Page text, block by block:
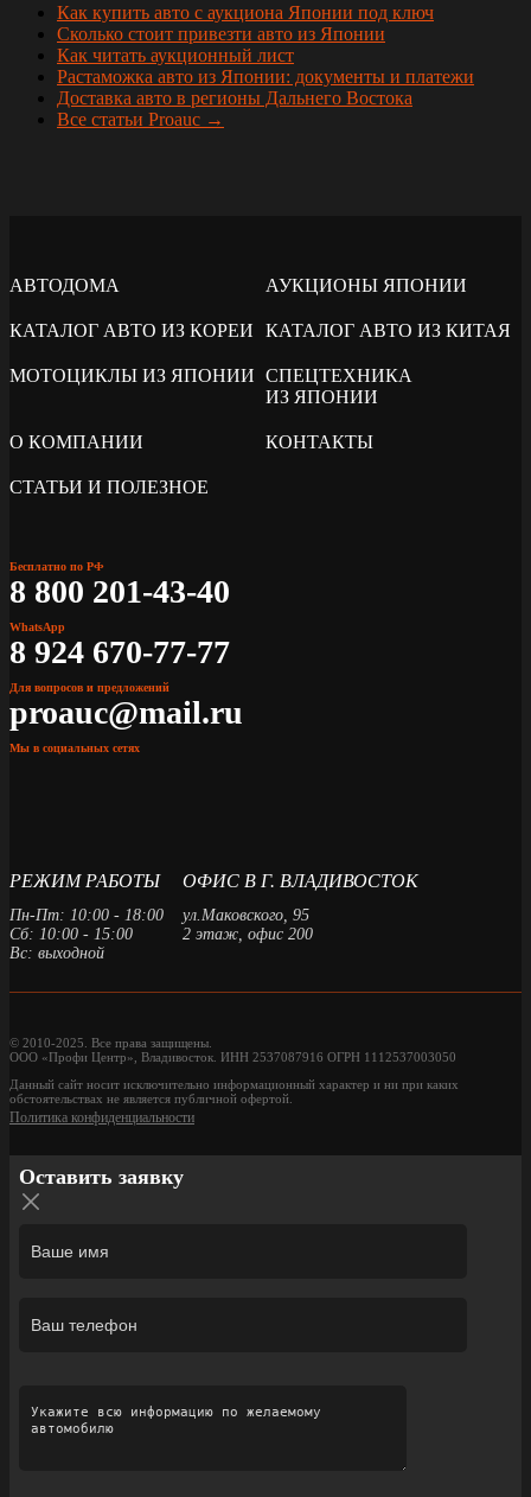
Как купить авто с аукциона Японии под ключ
Сколько стоит привезти авто из Японии
Как читать аукционный лист
Растаможка авто из Японии: документы и платежи
Доставка авто в регионы Дальнего Востока
Все статьи Proauc →
АВТОДОМА АУКЦИОНЫ ЯПОНИИ
КАТАЛОГ АВТО ИЗ КОРЕИ КАТАЛОГ АВТО ИЗ КИТАЯ
МОТОЦИКЛЫ ИЗ ЯПОНИИ СПЕЦТЕХНИКА
ИЗ ЯПОНИИ
О КОМПАНИИ КОНТАКТЫ
СТАТЬИ И ПОЛЕЗНОЕ
Бесплатно по РФ
8 800 201-43-40
WhatsApp
8 924 670-77-77
Для вопросов и предложений
proauc@mail.ru
Мы в социальных сетях
РЕЖИМ РАБОТЫ
Пн-Пт: 10:00 - 18:00
Сб: 10:00 - 15:00
Вс: выходной
ОФИС В Г. ВЛАДИВОСТОК
ул.Маковского, 95
2 этаж, офис 200
© 2010-2025. Все права защищены.
ООО «Профи Центр», Владивосток. ИНН 2537087916 ОГРН 1112537003050
Данный сайт носит исключительно информационный характер и ни при каких
обстоятельствах не является публичной офертой.
Политика конфиденциальности
Оставить заявку